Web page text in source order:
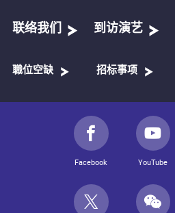
联络我们 到访演艺
職位空缺 招标事项
Facebook YouTube